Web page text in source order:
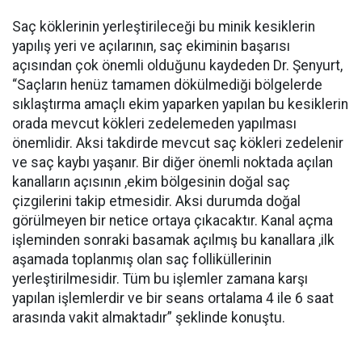
Saç köklerinin yerleştirileceği bu minik kesiklerin
yapılış yeri ve açılarının, saç ekiminin başarısı
açısından çok önemli olduğunu kaydeden Dr. Şenyurt,
“Saçların henüz tamamen dökülmediği bölgelerde
sıklaştırma amaçlı ekim yaparken yapılan bu kesiklerin
orada mevcut kökleri zedelemeden yapılması
önemlidir. Aksi takdirde mevcut saç kökleri zedelenir
ve saç kaybı yaşanır. Bir diğer önemli noktada açılan
kanalların açısının ,ekim bölgesinin doğal saç
çizgilerini takip etmesidir. Aksi durumda doğal
görülmeyen bir netice ortaya çıkacaktır. Kanal açma
işleminden sonraki basamak açılmış bu kanallara ,ilk
aşamada toplanmış olan saç folliküllerinin
yerleştirilmesidir. Tüm bu işlemler zamana karşı
yapılan işlemlerdir ve bir seans ortalama 4 ile 6 saat
arasında vakit almaktadır” şeklinde konuştu.